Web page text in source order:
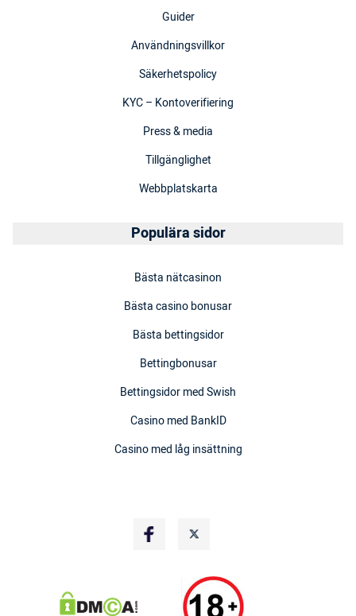
Guider
Användningsvillkor
Säkerhetspolicy
KYC – Kontoverifiering
Press & media
Tillgänglighet
Webbplatskarta
Populära sidor
Bästa nätcasinon
Bästa casino bonusar
Bästa bettingsidor
Bettingbonusar
Bettingsidor med Swish
Casino med BankID
Casino med låg insättning